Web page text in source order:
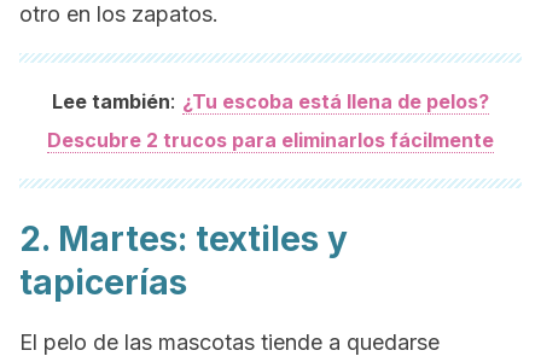
otro en los zapatos.
Lee también: ¿Tu escoba está llena de pelos?
Descubre 2 trucos para eliminarlos fácilmente
2. Martes: textiles y
tapicerías
El pelo de las mascotas tiende a quedarse